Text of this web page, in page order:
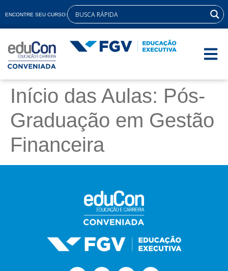
ENCONTRE SEU CURSO:
Início das Aulas: Pós-
Graduação em Gestão
Financeira